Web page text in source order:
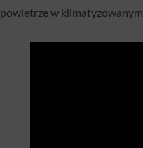
powietrze w